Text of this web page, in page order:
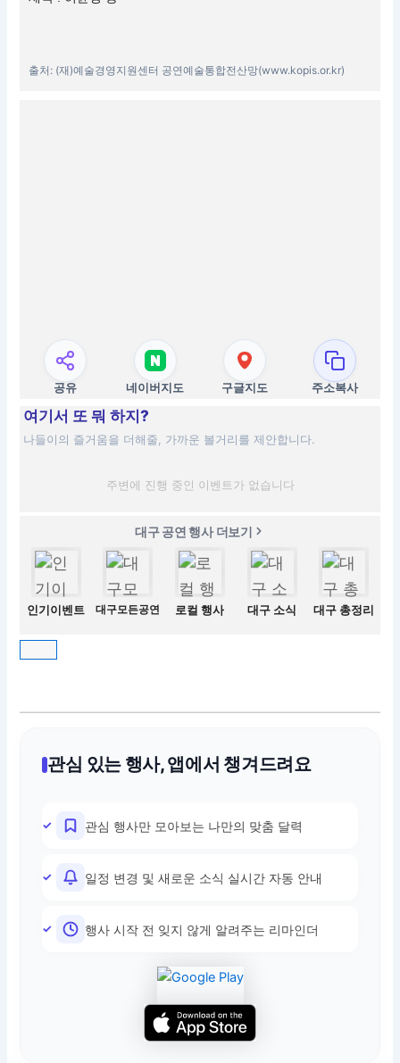
출처: (재)예술경영지원센터 공연예술통합전산망(www.kopis.or.kr)
공유 네이버지도 구글지도 주소복사
여기서 또 뭐 하지?
나들이의 즐거움을 더해줄, 가까운 볼거리를 제안합니다.
주변에 진행 중인 이벤트가 없습니다
대구 공연 행사 더보기
인기이벤트 대구모든공연 로컬 행사 대구 소식 대구 총정리
관심 있는 행사, 앱에서 챙겨드려요
관심 행사만 모아보는 나만의 맞춤 달력
일정 변경 및 새로운 소식 실시간 자동 안내
행사 시작 전 잊지 않게 알려주는 리마인더